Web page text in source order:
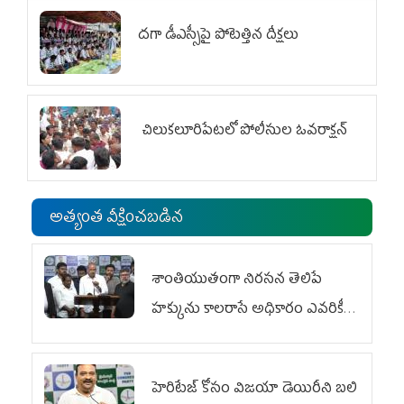
దగా డీఎస్సీపై పోటెత్తిన దీక్షలు
చిలుక‌లూరిపేట‌లో పోలీసుల ఓవ‌రాక్ష‌న్‌
అత్యంత వీక్షించబడిన
శాంతియుతంగా నిరసన తెలిపే
హక్కును కాలరాసే అధికారం ఎవరికీ
లేదు
హెరిటేజ్ కోసం విజయా డెయిరీని బలి